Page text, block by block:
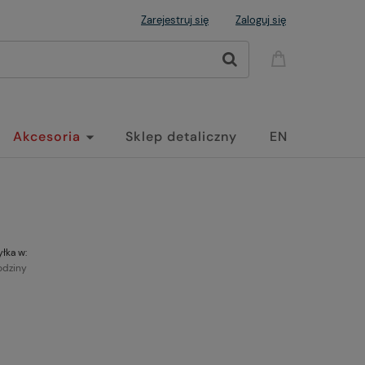
Zarejestruj się Zaloguj się
Akcesoria Sklep detaliczny EN
w: